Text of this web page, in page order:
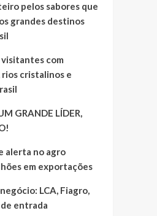
pelos sabores que
grandes destinos
com
cristalinos e
GRANDE LÍDER,
alerta no agro
em exportações
LCA, Fiagro,
entrada